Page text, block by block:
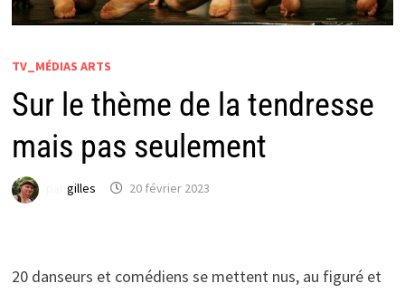
TV_MÉDIAS ARTS
Sur le thème de la tendresse
mais pas seulement
gilles 20 février 2023
20 danseurs et comédiens se mettent nus, au figuré et